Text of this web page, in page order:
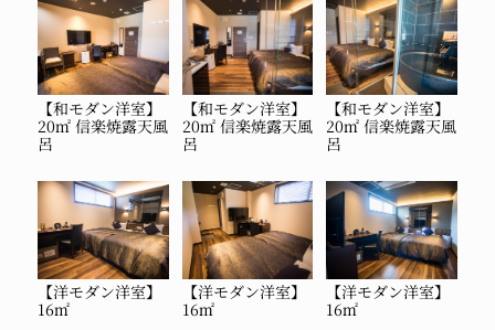
【和モダン洋室】
20㎡ 信楽焼露天風
呂
【和モダン洋室】
20㎡ 信楽焼露天風
呂
【和モダン洋室】
20㎡ 信楽焼露天風
呂
【洋モダン洋室】
16㎡
【洋モダン洋室】
16㎡
【洋モダン洋室】
16㎡